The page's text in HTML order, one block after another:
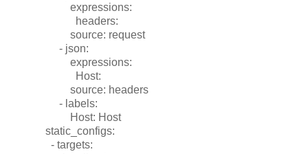
expressions:
headers:
source: request
- json:
expressions:
Host:
source: headers
- labels:
Host: Host
static_configs:
- targets: